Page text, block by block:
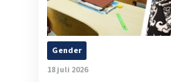
Gender
18 juli 2026